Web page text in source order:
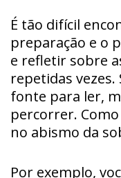
É tão difícil
preparação e o
e refletir sobre
repetidas
fonte para ler,
percorrer.
no abismo da
Por exemplo,